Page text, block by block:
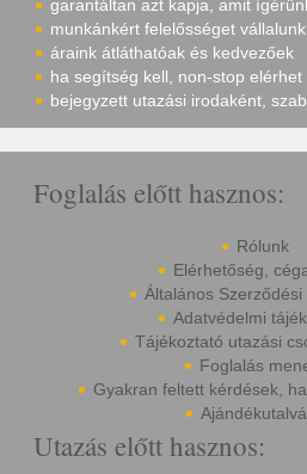
garantáltan azt kapja, amit
munkánkért felelősséget vállalunk
áraink átláthatóak és kedvezőek
ha segítség kell, non-stop
bejegyzett utazási irodaként,
Foglalás előtt hasznos:
Rólunk
Elérhetőség,
Általános
Adatvédelmi
Tájékoztató utazási
Foglalás
Gyakran feltett kérdések,
Utazás előtt hasznos: